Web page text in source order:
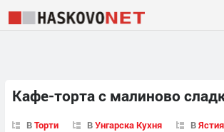
Кафе-торта с малиново
ВТорти ВУнгарска Кухня В